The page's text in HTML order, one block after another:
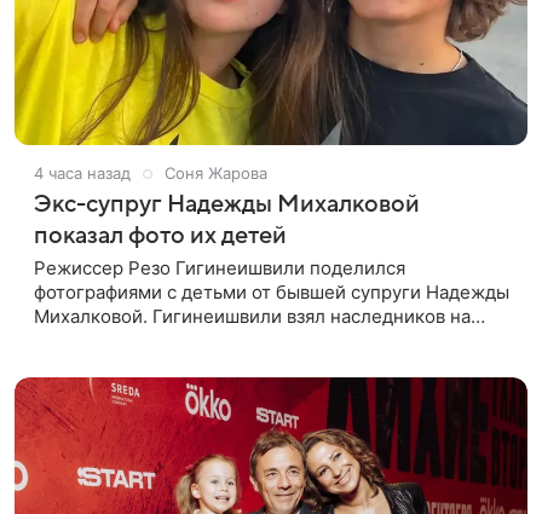
4 часа назад Соня Жарова
Экс-супруг Надежды Михалковой
показал фото их детей
Режиссер Резо Гигинеишвили поделился
фотографиями с детьми от бывшей супруги Надежды
Михалковой. Гигинеишвили взял наследников на